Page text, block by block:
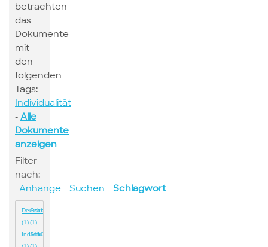
betrachten
das
Dokumente
mit
den
folgenden
Tags:
Individualität
- Alle
Dokumente
anzeigen
Filter
nach:
Anhänge
Suchen Schlagwort
Deutschland
(1)
Individualität
Schulen
(1)
Schüler